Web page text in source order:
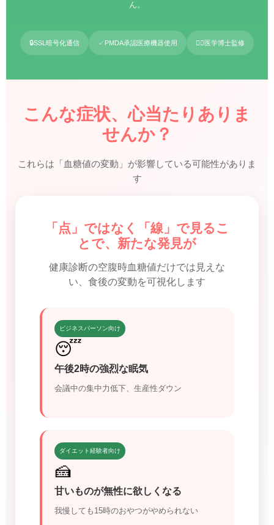
ん。
🔒SSL暗号化通信 ✓PMDA承認医療機器使用 👨‍⚕️ 医学博士監修
こんな症状、心当たりありま
せんか？
これらは「血糖値の変動」が影響している可能性がありま
す
「点」ではなく「線」で見るこ
とで、新たな発見が
健康診断の空腹時血糖値だけでは見えな
い、食後の変動を可視化します
ビジネスパーソン向け
😴
午後2時の強烈な眠気
会議中の集中力低下、生産性ダウン
ダイエット経験者向け
🍰
甘いものが無性に欲しくなる
我慢しても15時のおやつがやめられない